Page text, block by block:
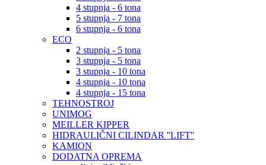
4 stupnja - 6 tona
5 stupnja - 7 tona
6 stupnja - 6 tona
ECO
2 stupnja - 5 tona
3 stupnja - 5 tona
3 stupnja - 10 tona
4 stupnja - 10 tona
4 stupnja - 15 tona
TEHNOSTROJ
UNIMOG
MEILLER KIPPER
HIDRAULIČNI CILINDAR ''LIFT''
KAMION
DODATNA OPREMA